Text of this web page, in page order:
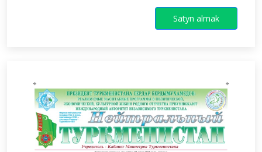
Satyn almak